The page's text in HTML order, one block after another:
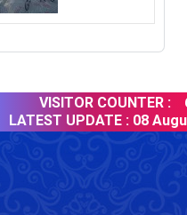
VISITOR COUNTER :
LATEST UPDATE :08